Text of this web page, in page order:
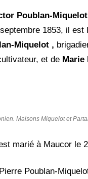
Poublan-Miquelot
1853, il est
Miquelot ,
et de Marie
Maisons Miquelot et
marié à Maucor le
Poublan-